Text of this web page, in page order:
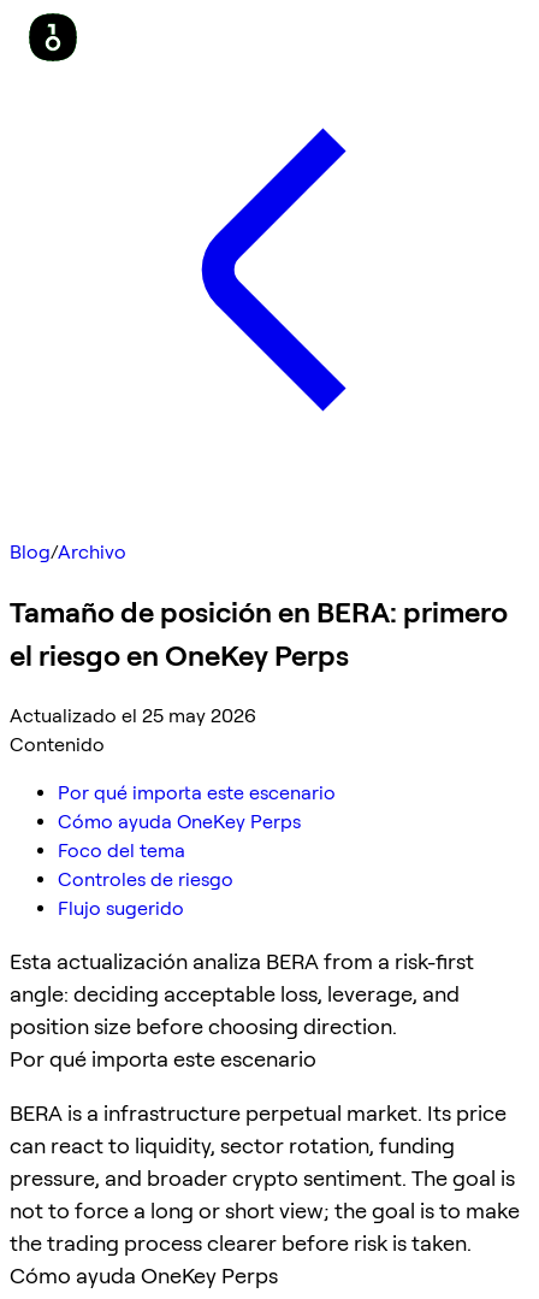
Blog/Archivo
Tamaño de posición en BERA: primero
el riesgo en OneKey Perps
Actualizado el 25 may 2026
Contenido
Por qué importa este escenario
Cómo ayuda OneKey Perps
Foco del tema
Controles de riesgo
Flujo sugerido
Esta actualización analiza BERA from a risk-first
angle: deciding acceptable loss, leverage, and
position size before choosing direction.
Por qué importa este escenario
BERA is a infrastructure perpetual market. Its price
can react to liquidity, sector rotation, funding
pressure, and broader crypto sentiment. The goal is
not to force a long or short view; the goal is to make
the trading process clearer before risk is taken.
Cómo ayuda OneKey Perps